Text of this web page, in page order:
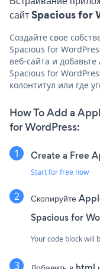
сайт Spacious for
Создайте свое
Spacious for
веб-сайта и
Spacious for
колонтитул или где
How To Add a
for WordPress:
Create a Free
Start for free now
Скопируйте
Spacious for
Your code block will